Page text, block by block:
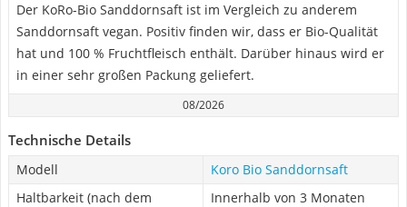
Der KoRo-Bio Sanddornsaft ist im Vergleich zu anderem
Sanddornsaft vegan. Positiv finden wir, dass er Bio-Qualität
hat und 100 % Fruchtfleisch enthält. Darüber hinaus wird er
in einer sehr großen Packung geliefert.
08/2026
Technische Details
Modell
Koro Bio Sanddornsaft
Haltbarkeit (nach dem
Innerhalb von 3 Monaten